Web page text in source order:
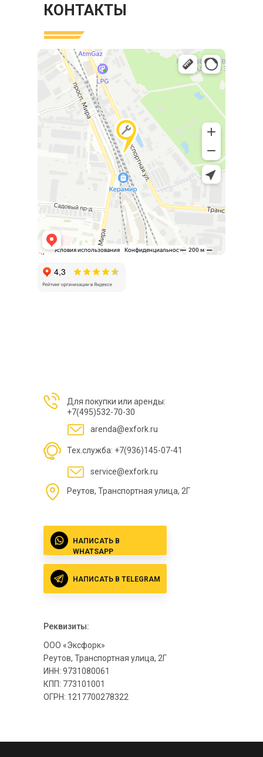
Для покупки или аренды:
+7(495)532-70-30
КОНТАКТЫ
service@exfork.ru
arenda@exfork.ru
ООО «Эксфорк»
Реутов, Транспортная улица, 2Г
ИНН: 9731080061
КПП: 773101001
ОГРН: 1217700278322
Реутов, Транспортная улица, 2Г
Тех.служба: +7(936)145-07-41
Реквизиты:
НАПИСАТЬ В
WHATSAPP
НАПИСАТЬ В TELEGRAM